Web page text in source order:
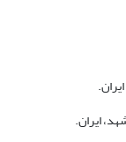
ایران.